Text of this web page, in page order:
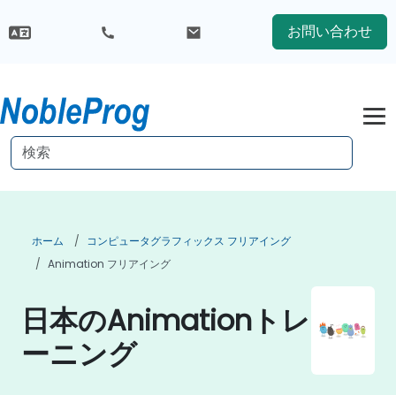
お問い合わせ
ホーム
コンピュータグラフィックス フリアイング
Animation フリアイング
日本のAnimationトレ
ーニング